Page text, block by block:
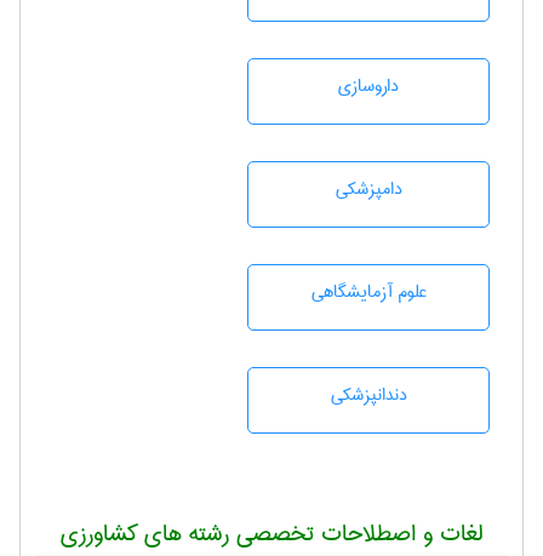
داروسازی
دامپزشكی
علوم آزمايشگاهی
دندانپزشكی
لغات و اصطلاحات تخصصی رشته های کشاورزی